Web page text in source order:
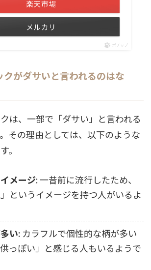
楽天市場
メルカリ
ポチップ
クがダサいと言われるのはな
は、一部で「ダサい」と言われる
その理由としては、以下のような
。
メージ: 一昔前に流行したため、
」というイメージを持つ人がいるよ
い: カラフルで個性的な柄が多い
っぽい」と感じる人もいるようで